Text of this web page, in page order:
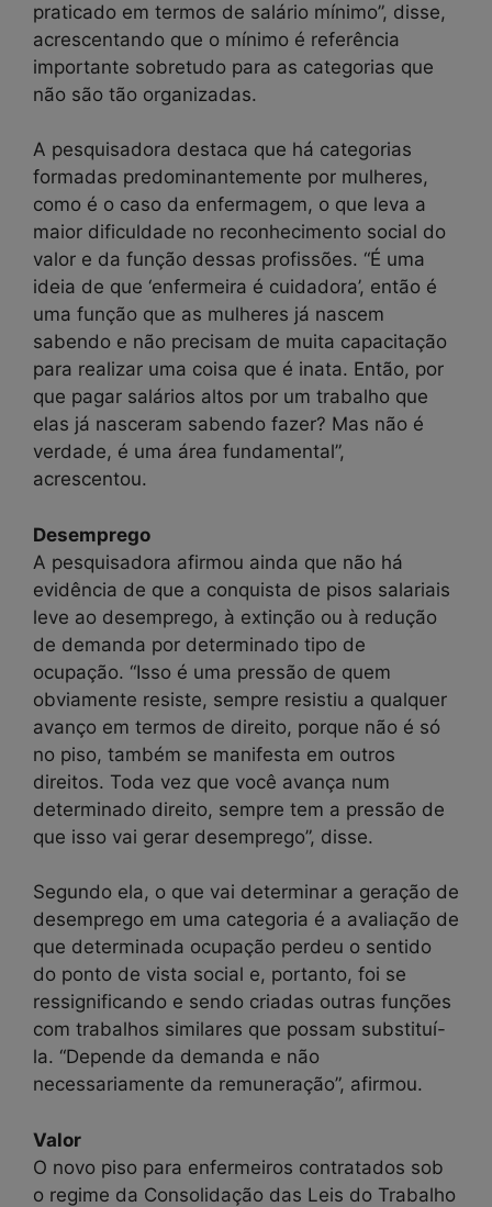
praticado em termos de salário mínimo”, disse,
acrescentando que o mínimo é referência
importante sobretudo para as categorias que
não são tão organizadas.
A pesquisadora destaca que há categorias
formadas predominantemente por mulheres,
como é o caso da enfermagem, o que leva a
maior dificuldade no reconhecimento social do
valor e da função dessas profissões. “É uma
ideia de que ‘enfermeira é cuidadora’, então é
uma função que as mulheres já nascem
sabendo e não precisam de muita capacitação
para realizar uma coisa que é inata. Então, por
que pagar salários altos por um trabalho que
elas já nasceram sabendo fazer? Mas não é
verdade, é uma área fundamental”,
acrescentou.
Desemprego
A pesquisadora afirmou ainda que não há
evidência de que a conquista de pisos salariais
leve ao desemprego, à extinção ou à redução
de demanda por determinado tipo de
ocupação. “Isso é uma pressão de quem
obviamente resiste, sempre resistiu a qualquer
avanço em termos de direito, porque não é só
no piso, também se manifesta em outros
direitos. Toda vez que você avança num
determinado direito, sempre tem a pressão de
que isso vai gerar desemprego”, disse.
Segundo ela, o que vai determinar a geração de
desemprego em uma categoria é a avaliação de
que determinada ocupação perdeu o sentido
do ponto de vista social e, portanto, foi se
ressignificando e sendo criadas outras funções
com trabalhos similares que possam substituí-
la. “Depende da demanda e não
necessariamente da remuneração”, afirmou.
Valor
O novo piso para enfermeiros contratados sob
o regime da Consolidação das Leis do Trabalho